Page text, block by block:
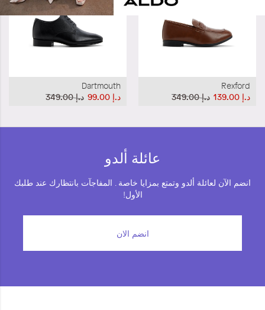
Dartmouth
د.إ‏ 349.00
د.إ‏ 99.00
Rexford
د.إ‏ 349.00
د.إ‏ 139.00
عائلة ألدو
انضم الآن لعائلة ألدو وتمتع بمزايا خاصة . المفاجآت بانتظارك عند طلبك
الأول!
انضم الان